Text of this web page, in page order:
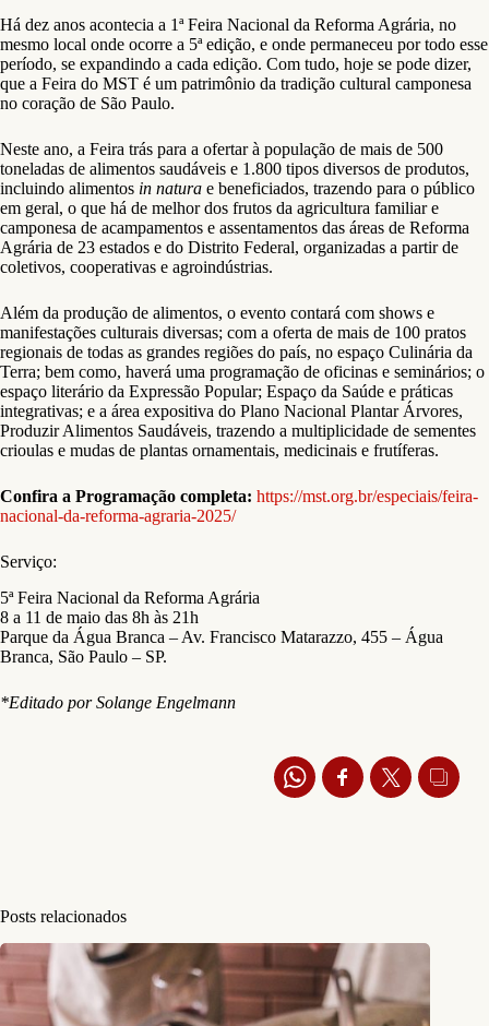
Há dez anos acontecia a 1ª Feira Nacional da Reforma Agrária, no
mesmo local onde ocorre a 5ª edição, e onde permaneceu por todo esse
período, se expandindo a cada edição. Com tudo, hoje se pode dizer,
que a Feira do MST é um patrimônio da tradição cultural camponesa
no coração de São Paulo.
Neste ano, a Feira trás para a ofertar à população de mais de 500
toneladas de alimentos saudáveis e 1.800 tipos diversos de produtos,
incluindo alimentos in natura e beneficiados, trazendo para o público
em geral, o que há de melhor dos frutos da agricultura familiar e
camponesa de acampamentos e assentamentos das áreas de Reforma
Agrária de 23 estados e do Distrito Federal, organizadas a partir de
coletivos, cooperativas e agroindústrias.
Além da produção de alimentos, o evento contará com shows e
manifestações culturais diversas; com a oferta de mais de 100 pratos
regionais de todas as grandes regiões do país, no espaço Culinária da
Terra; bem como, haverá uma programação de oficinas e seminários; o
espaço literário da Expressão Popular; Espaço da Saúde e práticas
integrativas; e a área expositiva do Plano Nacional Plantar Árvores,
Produzir Alimentos Saudáveis, trazendo a multiplicidade de sementes
crioulas e mudas de plantas ornamentais, medicinais e frutíferas.
Confira a Programação completa: https://mst.org.br/especiais/feira-
nacional-da-reforma-agraria-2025/
Serviço:
5ª Feira Nacional da Reforma Agrária
8 a 11 de maio das 8h às 21h
Parque da Água Branca – Av. Francisco Matarazzo, 455 – Água
Branca, São Paulo – SP.
*Editado por Solange Engelmann
Posts relacionados